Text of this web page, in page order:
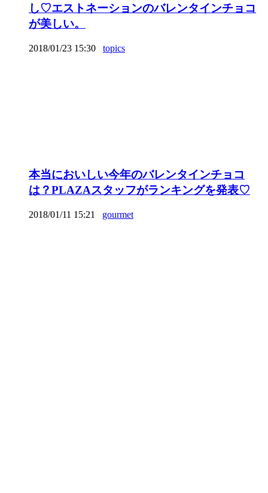
し♡エストネーションのバレンタインチョコ
が美しい。
2018/01/23 15:30 topics
本当においしい今年のバレンタインチョコ
は？PLAZAスタッフがランキングを発表♡
2018/01/11 15:21 gourmet